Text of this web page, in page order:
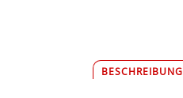
BESCHREIBUNG